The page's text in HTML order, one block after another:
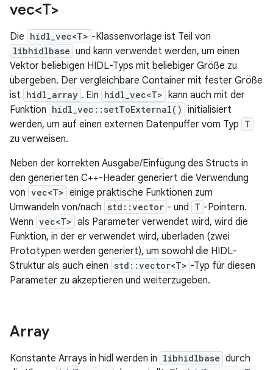
vec<T>
Die hidl_vec<T> -Klassenvorlage ist Teil von
libhidlbase und kann verwendet werden, um einen
Vektor beliebigen HIDL-Typs mit beliebiger Größe zu
übergeben. Der vergleichbare Container mit fester Größe
ist hidl_array . Ein hidl_vec<T> kann auch mit der
Funktion hidl_vec::setToExternal() initialisiert
werden, um auf einen externen Datenpuffer vom Typ T
zu verweisen.
Neben der korrekten Ausgabe/Einfügung des Structs in
den generierten C++-Header generiert die Verwendung
von vec<T> einige praktische Funktionen zum
Umwandeln von/nach std::vector - und T -Pointern.
Wenn vec<T> als Parameter verwendet wird, wird die
Funktion, in der er verwendet wird, überladen (zwei
Prototypen werden generiert), um sowohl die HIDL-
Struktur als auch einen std::vector<T> -Typ für diesen
Parameter zu akzeptieren und weiterzugeben.
Array
Konstante Arrays in hidl werden in libhidlbase durch